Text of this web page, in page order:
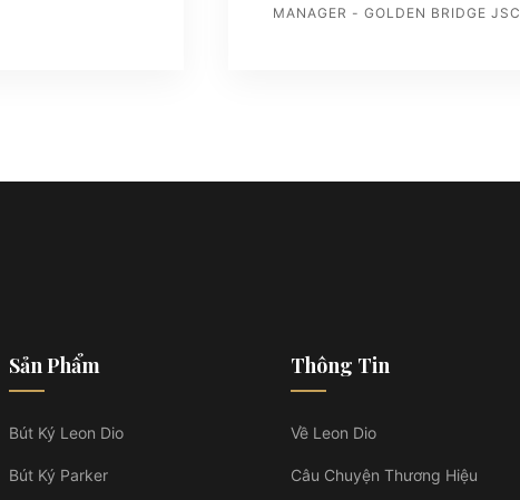
MANAGER - GOLDEN BRIDGE JSC
Sản Phẩm
Bút Ký Leon Dio
Bút Ký Parker
Thông Tin
Về Leon Dio
Câu Chuyện Thương Hiệu